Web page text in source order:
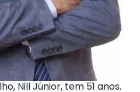
Nill Júnior, tem 51 anos.